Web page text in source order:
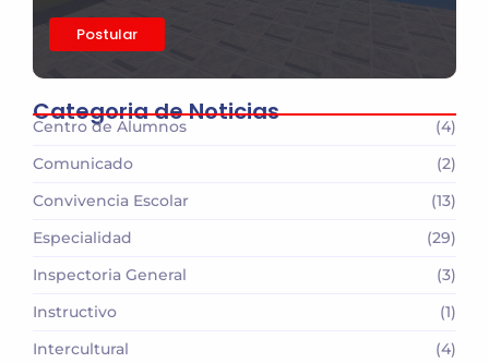
Postular
Categoria de Noticias
Centro de Alumnos
(4)
Comunicado
(2)
Convivencia Escolar
(13)
Especialidad
(29)
Inspectoria General
(3)
Instructivo
(1)
Intercultural
(4)